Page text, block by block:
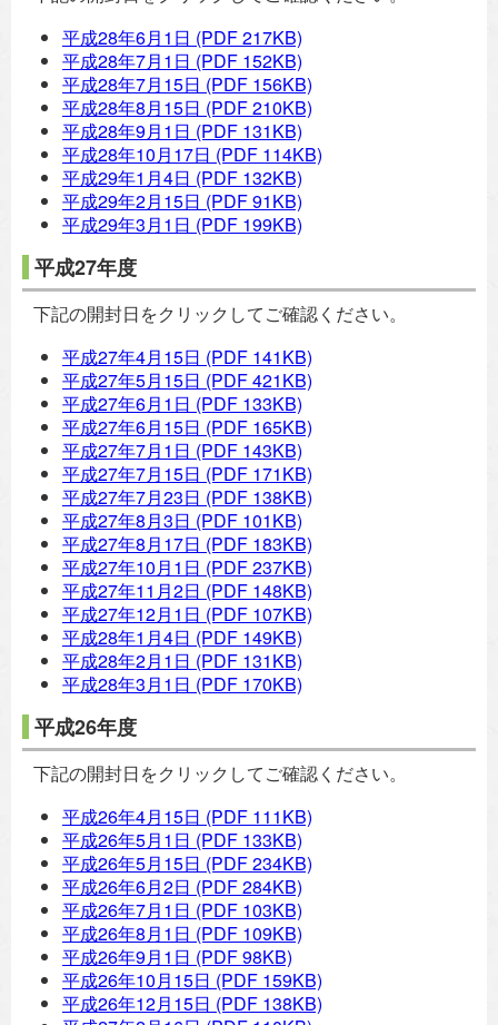
平成28年6月1日 (PDF 217KB)
平成28年7月1日 (PDF 152KB)
平成28年7月15日 (PDF 156KB)
平成28年8月15日 (PDF 210KB)
平成28年9月1日 (PDF 131KB)
平成28年10月17日 (PDF 114KB)
平成29年1月4日 (PDF 132KB)
平成29年2月15日 (PDF 91KB)
平成29年3月1日 (PDF 199KB)
平成27年度
下記の開封日をクリックしてご確認ください。
平成27年4月15日 (PDF 141KB)
平成27年5月15日 (PDF 421KB)
平成27年6月1日 (PDF 133KB)
平成27年6月15日 (PDF 165KB)
平成27年7月1日 (PDF 143KB)
平成27年7月15日 (PDF 171KB)
平成27年7月23日 (PDF 138KB)
平成27年8月3日 (PDF 101KB)
平成27年8月17日 (PDF 183KB)
平成27年10月1日 (PDF 237KB)
平成27年11月2日 (PDF 148KB)
平成27年12月1日 (PDF 107KB)
平成28年1月4日 (PDF 149KB)
平成28年2月1日 (PDF 131KB)
平成28年3月1日 (PDF 170KB)
平成26年度
下記の開封日をクリックしてご確認ください。
平成26年4月15日 (PDF 111KB)
平成26年5月1日 (PDF 133KB)
平成26年5月15日 (PDF 234KB)
平成26年6月2日 (PDF 284KB)
平成26年7月1日 (PDF 103KB)
平成26年8月1日 (PDF 109KB)
平成26年9月1日 (PDF 98KB)
平成26年10月15日 (PDF 159KB)
平成26年12月15日 (PDF 138KB)